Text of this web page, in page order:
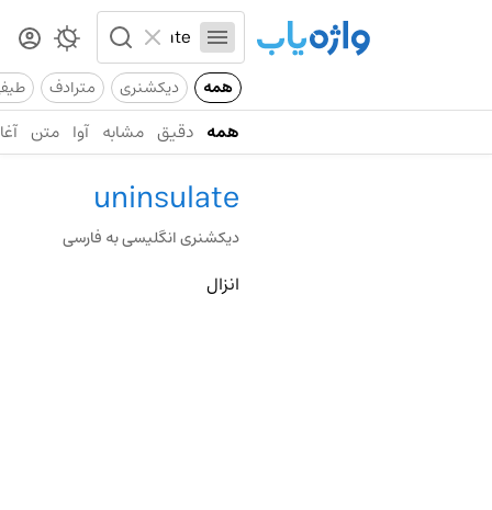
همه دیکشنری مترادف
همه دقیق مشابه آوا متن
uninsulate
دیکشنری انگلیسی به فارسی
انزال